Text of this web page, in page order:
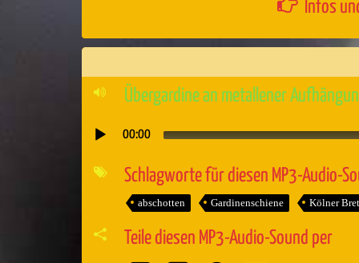
Infos
Übergardine an metallener
Audio-
Player
00:00
Schlagworte für diesen MP3-Audio-
abschotten Gardinenschiene Kölner
Teile diesen MP3-Audio-Sound per